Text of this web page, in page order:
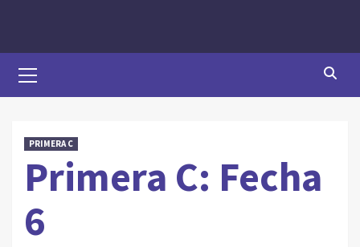
Menu
PRIMERA C
Primera C: Fecha
6